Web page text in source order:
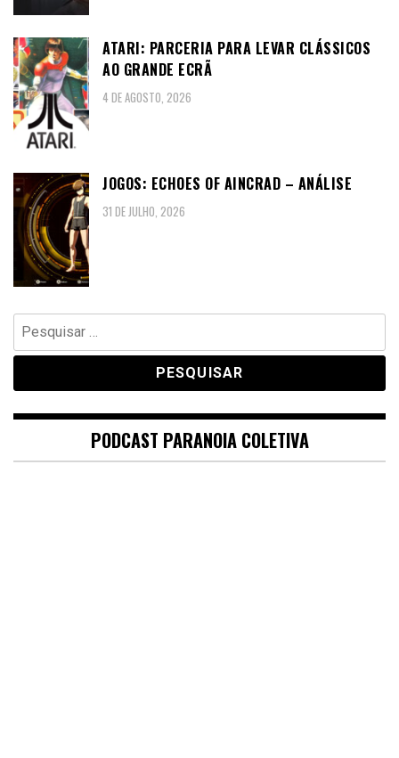
ATARI: PARCERIA PARA LEVAR CLÁSSICOS
AO GRANDE ECRÃ
4 DE AGOSTO, 2026
JOGOS: ECHOES OF AINCRAD – ANÁLISE
31 DE JULHO, 2026
Pesquisar
por:
PODCAST PARANOIA COLETIVA